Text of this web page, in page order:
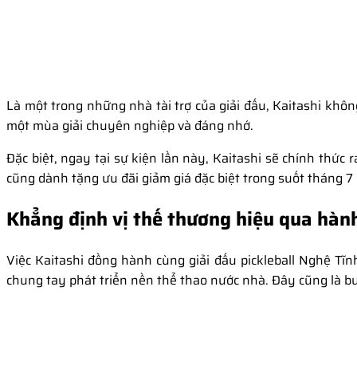
Là một trong những nhà tài trợ của giải đấu, Kaitashi
một mùa giải chuyên nghiệp và đáng nhớ.
Đặc biệt, ngay tại sự kiện lần này, Kaitashi sẽ chính thức
cũng dành tặng ưu đãi giảm giá đặc biệt trong suốt tháng
Khẳng định vị thế thương hiệu qua
Việc Kaitashi đồng hành cùng giải đấu pickleball Nghệ
chung tay phát triển nền thể thao nước nhà. Đây cũng là